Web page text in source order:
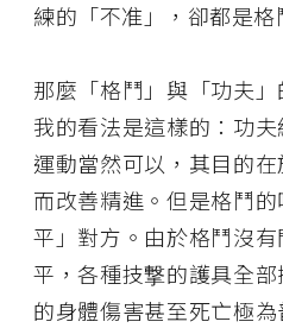
練的「不准」，卻都是格
那麼「格鬥」與「功夫
我的看法是這樣的：功
運動當然可以，其目的
而改善精進。但是格鬥
平」對方。由於格鬥沒
平，各種技撃的護具全
的身體傷害甚至死亡極